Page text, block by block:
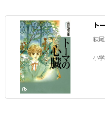
ト
萩
小